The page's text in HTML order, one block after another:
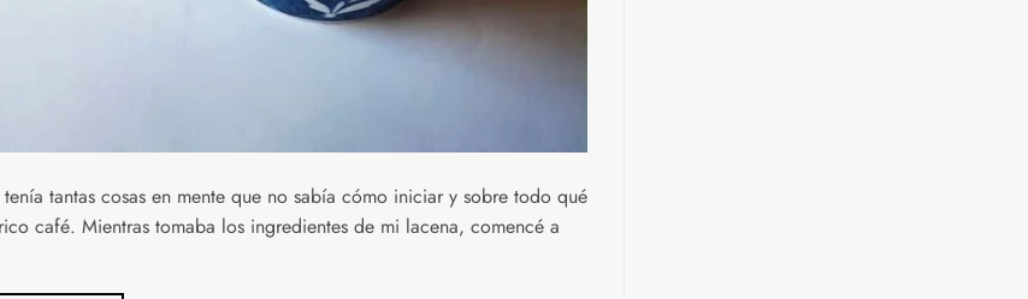
tantas cosas en mente que no sabía cómo iniciar y sobre todo qué
café. Mientras tomaba los ingredientes de mi lacena, comencé a